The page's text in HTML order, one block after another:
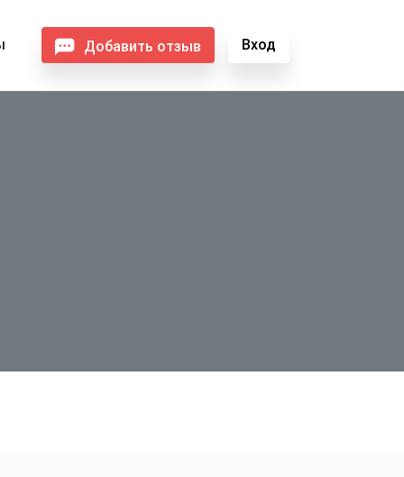
Добавить отзыв Вход